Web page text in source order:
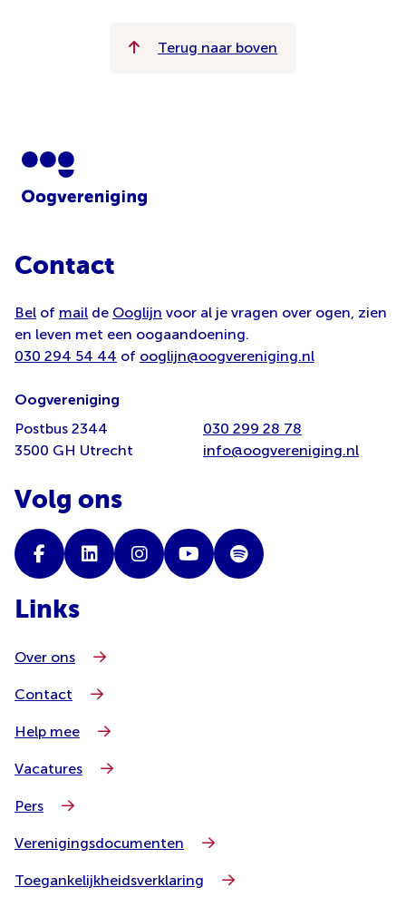
Terug naar boven
Contact
Bel of mail de Ooglijn voor al je vragen over ogen, zien
en leven met een oogaandoening.
030 294 54 44 of ooglijn@oogvereniging.nl
Oogvereniging
Postbus 2344
3500 GH Utrecht
030 299 28 78
info@oogvereniging.nl
Volg ons
Links
Over ons
Contact
Help mee
Vacatures
Pers
Verenigingsdocumenten
Toegankelijkheidsverklaring